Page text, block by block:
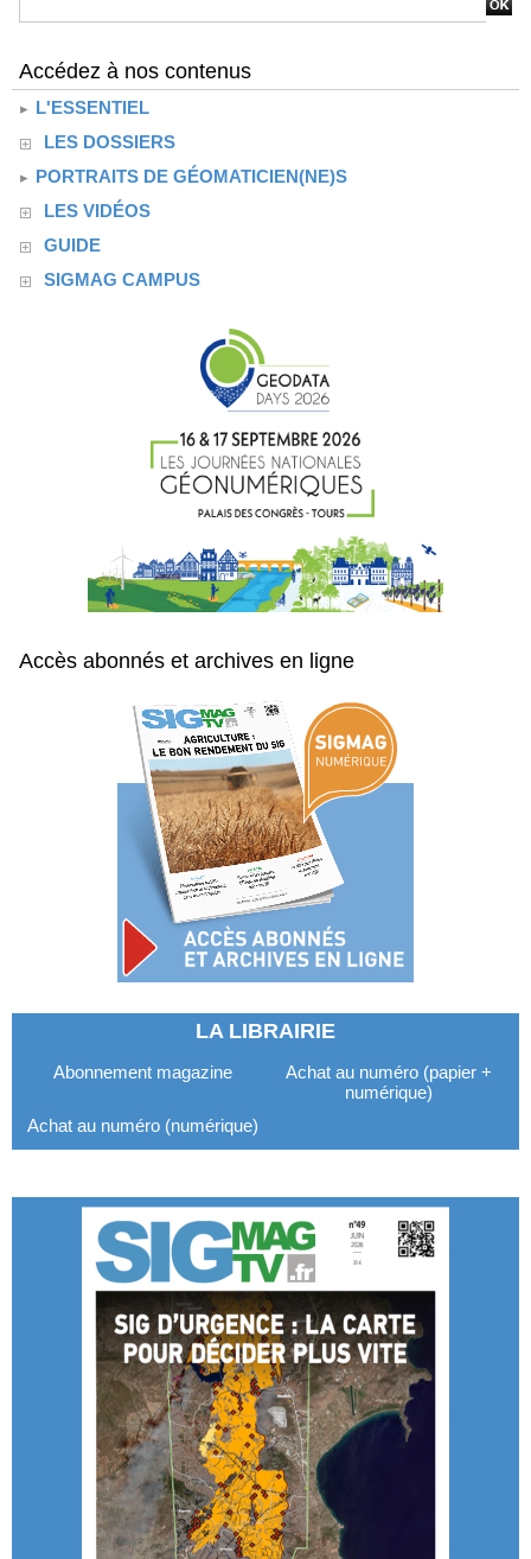
Accédez à nos contenus
L'ESSENTIEL
LES DOSSIERS
PORTRAITS DE GÉOMATICIEN(NE)S
LES VIDÉOS
GUIDE
SIGMAG CAMPUS
Accès abonnés et archives en ligne
LA LIBRAIRIE
Abonnement magazine
Achat au numéro (papier +
numérique)
Achat au numéro (numérique)